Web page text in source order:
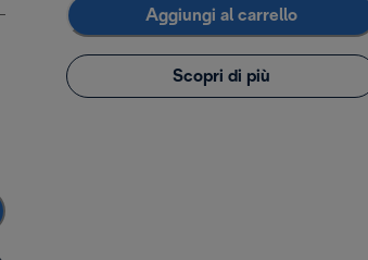
Aggiungi al carrello
Scopri di più